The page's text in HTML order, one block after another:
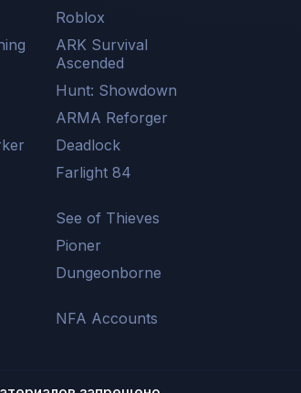
Roblox
ARK Survival
Ascended
Hunt: Showdown
ARMA Reforger
Deadlock
Farlight 84
See of Thieves
Pioner
Dungeonborne
NFA Accounts